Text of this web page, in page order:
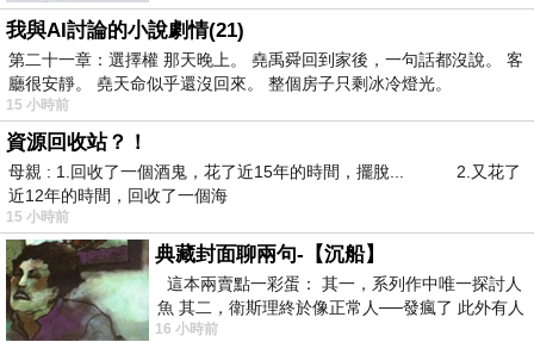
我與AI討論的小說劇情(21)
第二十一章：選擇權 那天晚上。 堯禹舜回到家後，一句話都沒說。 客
廳很安靜。 堯天命似乎還沒回來。 整個房子只剩冰冷燈光。
15 小時前
資源回收站？！
母親 : 1.回收了一個酒鬼，花了近15年的時間，擺脫... 2.又花了
近12年的時間，回收了一個海
15 小時前
典藏封面聊兩句-【沉船】
這本兩賣點一彩蛋： 其一，系列作中唯一探討人
魚 其二，衛斯理終於像正常人──發瘋了 此外有人
在南極打死北極熊（@《地心
16 小時前